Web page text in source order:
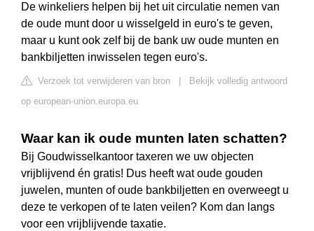
De winkeliers helpen bij het uit circulatie nemen van
de oude munt door u wisselgeld in euro's te geven,
maar u kunt ook zelf bij de bank uw oude munten en
bankbiljetten inwisselen tegen euro's.
Verzoek tot verwijderen van bron
Bekijk volledig antwoord
op european-union.europa.eu
Waar kan ik oude munten laten schatten?
Bij Goudwisselkantoor taxeren we uw objecten
vrijblijvend én gratis! Dus heeft wat oude gouden
juwelen, munten of oude bankbiljetten en overweegt u
deze te verkopen of te laten veilen? Kom dan langs
voor een vrijblijvende taxatie.